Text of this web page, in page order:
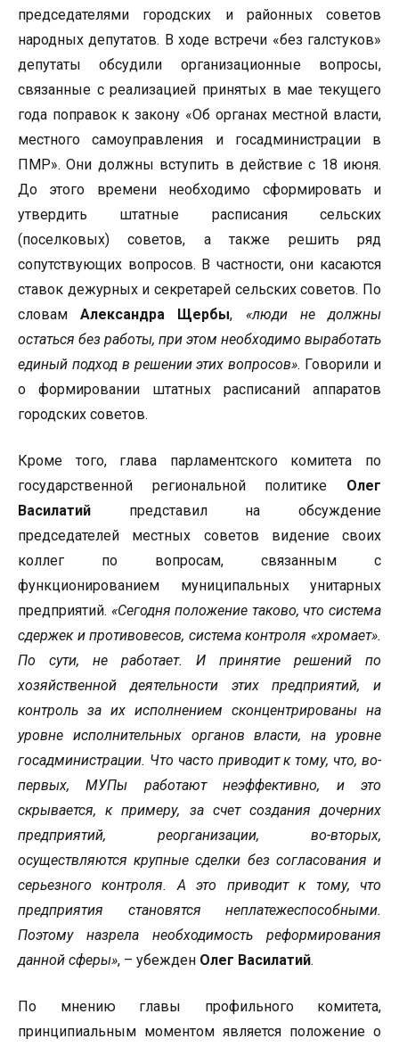
председателями городских и районных советов
народных депутатов. В ходе встречи «без галстуков»
депутаты обсудили организационные вопросы,
связанные с реализацией принятых в мае текущего
года поправок к закону «Об органах местной власти,
местного самоуправления и госадминистрации в
ПМР». Они должны вступить в действие с 18 июня.
До этого времени необходимо сформировать и
утвердить штатные расписания сельских
(поселковых) советов, а также решить ряд
сопутствующих вопросов. В частности, они касаются
ставок дежурных и секретарей сельских советов. По
словамАлександра Щербы, «люди не должны
остаться без работы, при этом необходимо выработать
единый подход в решении этих вопросов». Говорили и
о формировании штатных расписаний аппаратов
городских советов.
Кроме того, глава парламентского комитета по
государственной региональной политике Олег
Василатий представил на обсуждение
председателей местных советов видение своих
коллег по вопросам, связанным с
функционированием муниципальных унитарных
предприятий. «Сегодня положение таково, что система
сдержек и противовесов, система контроля «хромает».
По сути, не работает. И принятие решений по
хозяйственной деятельности этих предприятий, и
контроль за их исполнением сконцентрированы на
уровне исполнительных органов власти, на уровне
госадминистрации. Что часто приводит к тому, что, во-
первых, МУПы работают неэффективно, и это
скрывается, к примеру, за счет создания дочерних
предприятий, реорганизации, во-вторых,
осуществляются крупные сделки без согласования и
серьезного контроля. А это приводит к тому, что
предприятия становятся неплатежеспособными.
Поэтому назрела необходимость реформирования
данной сферы», – убежден Олег Василатий.
По мнению главы профильного комитета,
принципиальным моментом является положение о